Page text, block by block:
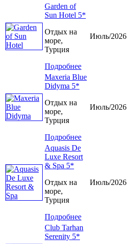
Garden of
Sun Hotel 5*
Отдых на
море,
Турция
Подробнее
Июль/2026
Maxeria Blue
Didyma 5*
Отдых на
море,
Турция
Подробнее
Июль/2026
Aquasis De
Luxe Resort
& Spa 5*
Отдых на
море,
Турция
Подробнее
Июль/2026
Club Tarhan
Serenity 5*